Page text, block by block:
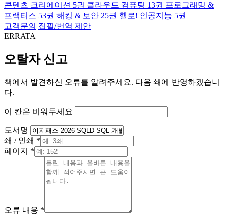
콘텐츠 크리에이션 5권 클라우드 컴퓨팅 13권 프로그래밍 &
프랙티스 53권 해킹 & 보안 25권 헬로! 인공지능 5권
고객문의 집필/번역 제안
ERRATA
오탈자 신고
책에서 발견하신 오류를 알려주세요. 다음 쇄에 반영하겠습니
다.
이 칸은 비워두세요
도서명
쇄 / 인쇄 *
페이지 *
오류 내용 *